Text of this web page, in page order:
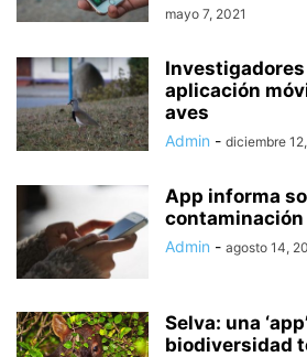
mayo 7, 2021
aplicación
aves
Admin - diciembre
App informa
contaminación
Admin - agosto 14,
Selva: una
biodiversidad